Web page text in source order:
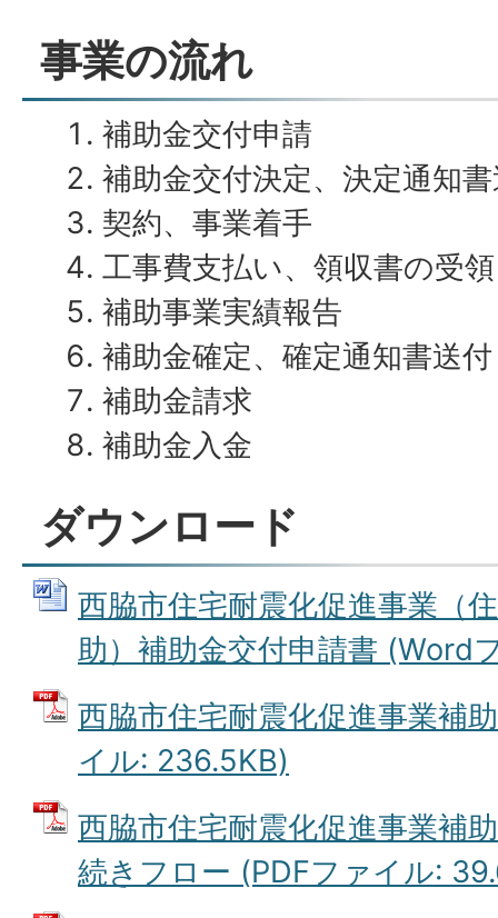
事業の流れ
補助金交付申請
補助金交付決定、決定通知
契約、事業着手
工事費支払い、領収書の受領
補助事業実績報告
補助金確定、確定通知書送付
補助金請求
補助金入金
ダウンロード
西脇市住宅耐震化促進事業（
助）補助金交付申請書 (Word
西脇市住宅耐震化促進事業補
イル: 236.5KB)
西脇市住宅耐震化促進事業補
続きフロー (PDFファイル: